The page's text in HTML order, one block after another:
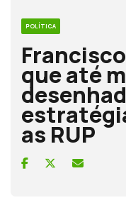
POLÍTICA
que até
as RUP